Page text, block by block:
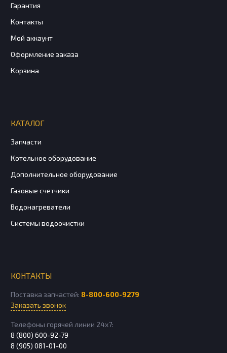
Гарантия
Контакты
Мой аккаунт
Оформление заказа
Корзина
КАТАЛОГ
Запчасти
Котельное оборудование
Дополнительное оборудование
Газовые счетчики
Водонагреватели
Системы водоочистки
КОНТАКТЫ
Поставка запчастей: 8-800-600-9279
Заказать звонок
Телефоны горячей линии 24х7:
8 (800) 600-92-79
8 (905) 081-01-00